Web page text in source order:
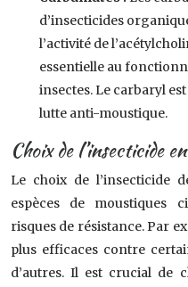
d’insecticides
l’activité de
essentielle au
insectes. Le carbaryl
lutte anti-moustique.
Choix de l’insecticide
Le choix de l’insecticide
espèces de moustiques
risques de résistance. Par
plus efficaces contre
d’autres. Il est crucial de